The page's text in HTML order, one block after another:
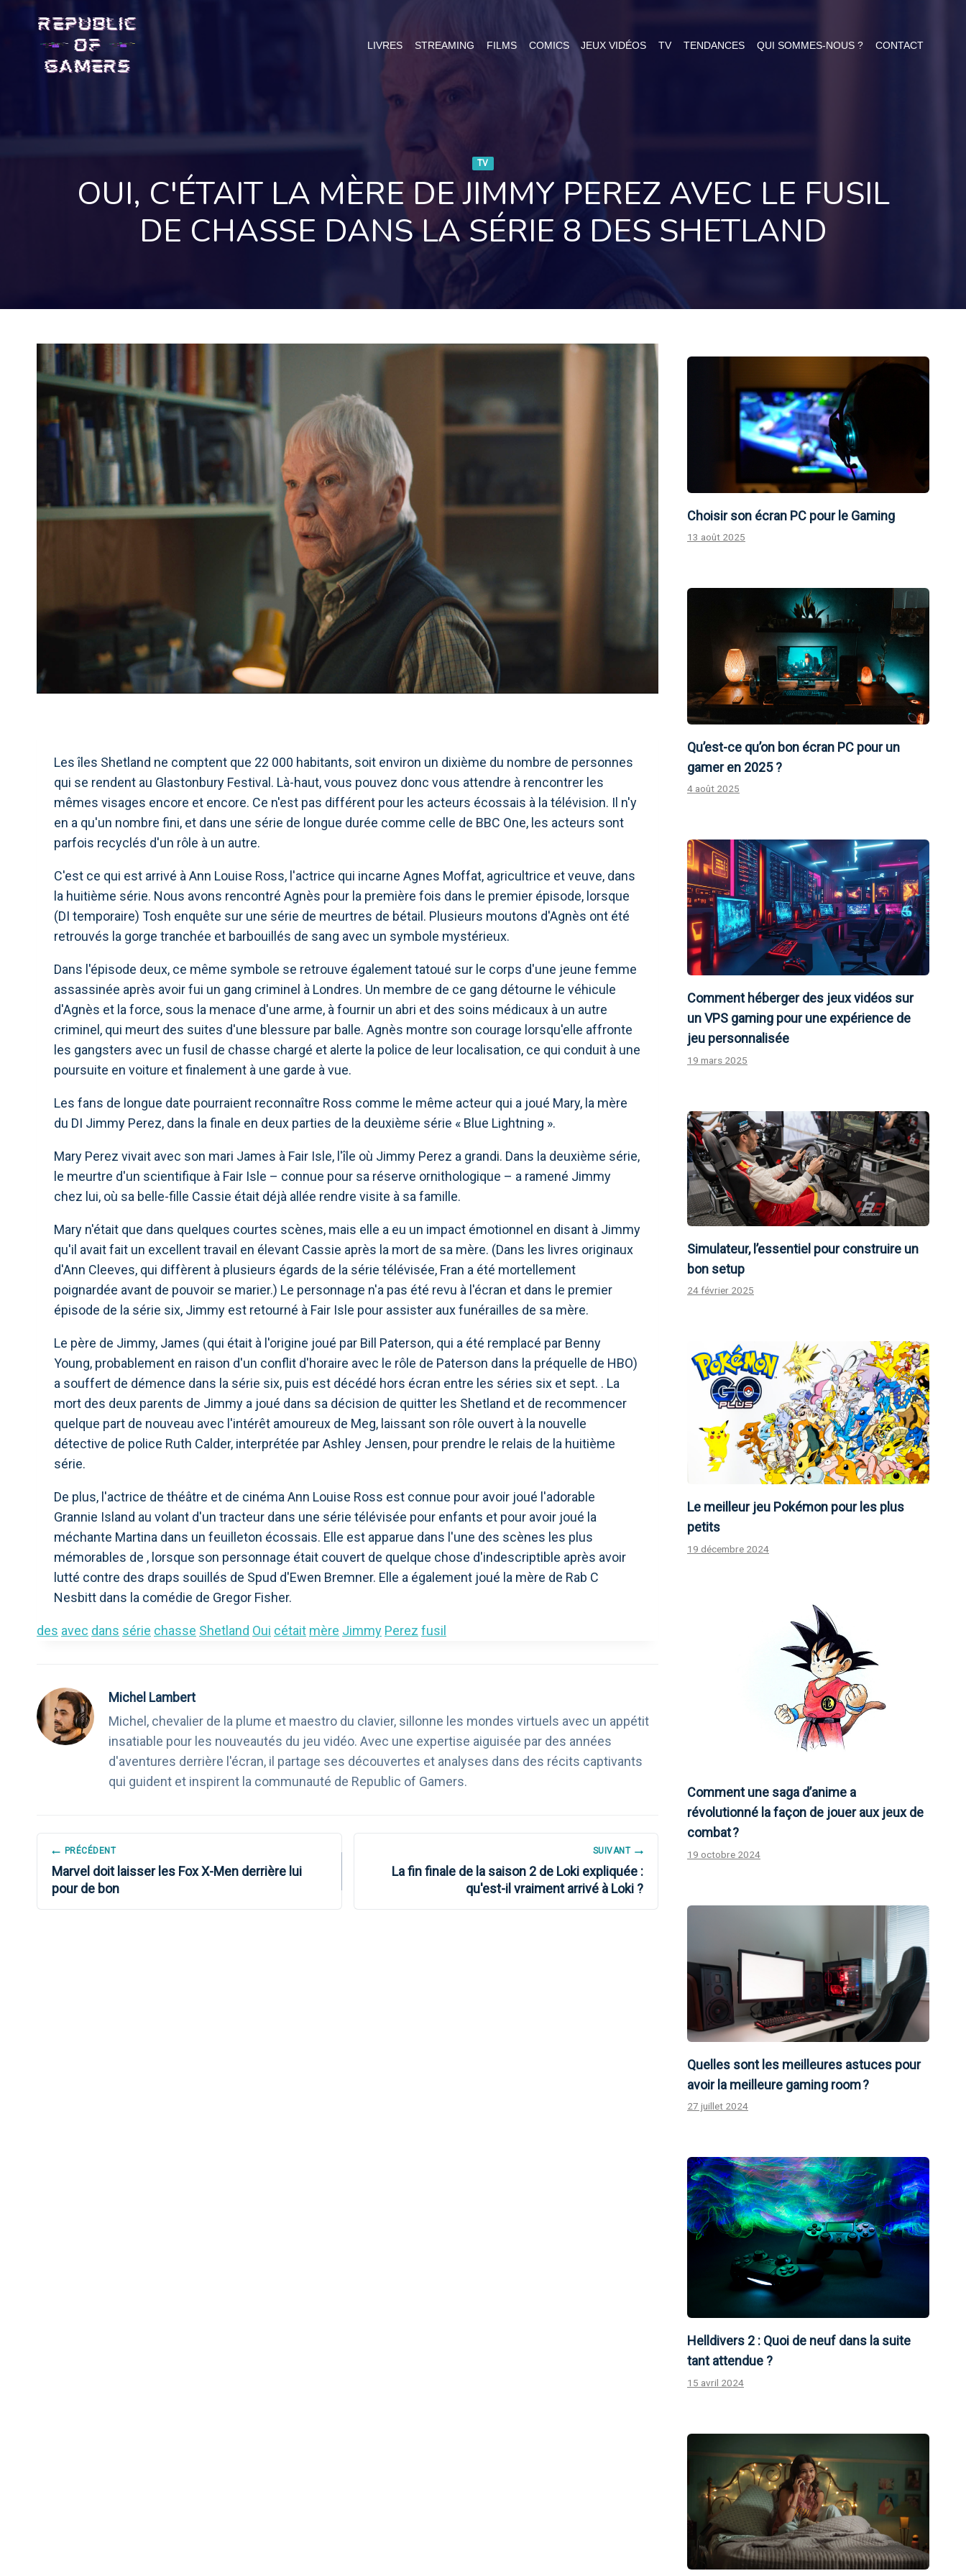
content
LIVRES STREAMING FILMS COMICS JEUX VIDÉOS TV TENDANCES QUI SOMMES-NOUS ? CONTACT
TV
OUI, C'ÉTAIT LA MÈRE DE JIMMY PEREZ AVEC LE FUSIL
DE CHASSE DANS LA SÉRIE 8 DES SHETLAND
Les îles Shetland ne comptent que 22 000 habitants, soit environ un dixième du nombre de personnes
qui se rendent au Glastonbury Festival. Là-haut, vous pouvez donc vous attendre à rencontrer les
mêmes visages encore et encore. Ce n'est pas différent pour les acteurs écossais à la télévision. Il n'y
en a qu'un nombre fini, et dans une série de longue durée comme celle de BBC One, les acteurs sont
parfois recyclés d'un rôle à un autre.
C'est ce qui est arrivé à Ann Louise Ross, l'actrice qui incarne Agnes Moffat, agricultrice et veuve, dans
la huitième série. Nous avons rencontré Agnès pour la première fois dans le premier épisode, lorsque
(DI temporaire) Tosh enquête sur une série de meurtres de bétail. Plusieurs moutons d'Agnès ont été
retrouvés la gorge tranchée et barbouillés de sang avec un symbole mystérieux.
Dans l'épisode deux, ce même symbole se retrouve également tatoué sur le corps d'une jeune femme
assassinée après avoir fui un gang criminel à Londres. Un membre de ce gang détourne le véhicule
d'Agnès et la force, sous la menace d'une arme, à fournir un abri et des soins médicaux à un autre
criminel, qui meurt des suites d'une blessure par balle. Agnès montre son courage lorsqu'elle affronte
les gangsters avec un fusil de chasse chargé et alerte la police de leur localisation, ce qui conduit à une
poursuite en voiture et finalement à une garde à vue.
Les fans de longue date pourraient reconnaître Ross comme le même acteur qui a joué Mary, la mère
du DI Jimmy Perez, dans la finale en deux parties de la deuxième série « Blue Lightning ».
Mary Perez vivait avec son mari James à Fair Isle, l'île où Jimmy Perez a grandi. Dans la deuxième série,
le meurtre d'un scientifique à Fair Isle – connue pour sa réserve ornithologique – a ramené Jimmy
chez lui, où sa belle-fille Cassie était déjà allée rendre visite à sa famille.
Mary n'était que dans quelques courtes scènes, mais elle a eu un impact émotionnel en disant à Jimmy
qu'il avait fait un excellent travail en élevant Cassie après la mort de sa mère. (Dans les livres originaux
d'Ann Cleeves, qui diffèrent à plusieurs égards de la série télévisée, Fran a été mortellement
poignardée avant de pouvoir se marier.) Le personnage n'a pas été revu à l'écran et dans le premier
épisode de la série six, Jimmy est retourné à Fair Isle pour assister aux funérailles de sa mère.
Le père de Jimmy, James (qui était à l'origine joué par Bill Paterson, qui a été remplacé par Benny
Young, probablement en raison d'un conflit d'horaire avec le rôle de Paterson dans la préquelle de HBO)
a souffert de démence dans la série six, puis est décédé hors écran entre les séries six et sept. . La
mort des deux parents de Jimmy a joué dans sa décision de quitter les Shetland et de recommencer
quelque part de nouveau avec l'intérêt amoureux de Meg, laissant son rôle ouvert à la nouvelle
détective de police Ruth Calder, interprétée par Ashley Jensen, pour prendre le relais de la huitième
série.
De plus, l'actrice de théâtre et de cinéma Ann Louise Ross est connue pour avoir joué l'adorable
Grannie Island au volant d'un tracteur dans une série télévisée pour enfants et pour avoir joué la
méchante Martina dans un feuilleton écossais. Elle est apparue dans l'une des scènes les plus
mémorables de , lorsque son personnage était couvert de quelque chose d'indescriptible après avoir
lutté contre des draps souillés de Spud d'Ewen Bremner. Elle a également joué la mère de Rab C
Nesbitt dans la comédie de Gregor Fisher.
des avec dans série chasse Shetland Oui cétait mère Jimmy Perez fusil
Michel Lambert
Michel, chevalier de la plume et maestro du clavier, sillonne les mondes virtuels avec un appétit
insatiable pour les nouveautés du jeu vidéo. Avec une expertise aiguisée par des années
d'aventures derrière l'écran, il partage ses découvertes et analyses dans des récits captivants
qui guident et inspirent la communauté de Republic of Gamers.
NAVIGATION
DE
PRÉCÉDENT
Marvel doit laisser les Fox X-Men derrière lui
pour de bon
SUIVANT
La fin finale de la saison 2 de Loki expliquée :
qu'est-il vraiment arrivé à Loki ?
Choisir son écran PC pour le Gaming
13 août 2025
Qu’est-ce qu’on bon écran PC pour un
gamer en 2025 ?
4 août 2025
Comment héberger des jeux vidéos sur
un VPS gaming pour une expérience de
jeu personnalisée
19 mars 2025
Simulateur, l’essentiel pour construire un
bon setup
24 février 2025
Le meilleur jeu Pokémon pour les plus
petits
19 décembre 2024
Comment une saga d’anime a
révolutionné la façon de jouer aux jeux de
combat ?
19 octobre 2024
Quelles sont les meilleures astuces pour
avoir la meilleure gaming room ?
27 juillet 2024
Helldivers 2 : Quoi de neuf dans la suite
tant attendue ?
15 avril 2024